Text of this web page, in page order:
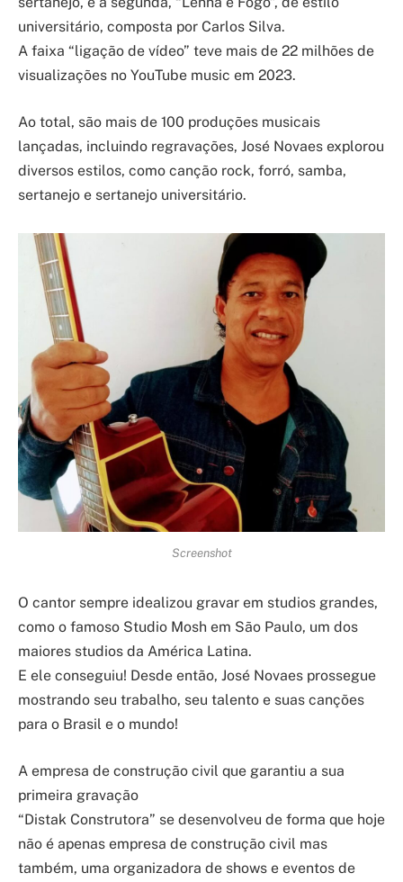
universitário, composta por Carlos Silva.
A faixa “ligação de vídeo” teve mais de 22 milhões de
visualizações no YouTube music em 2023.
Ao total, são mais de 100 produções musicais
lançadas, incluindo regravações, José Novaes explorou
diversos estilos, como canção rock, forró, samba,
sertanejo e sertanejo universitário.
Screenshot
O cantor sempre idealizou gravar em studios grandes,
como o famoso Studio Mosh em São Paulo, um dos
maiores studios da América Latina.
E ele conseguiu! Desde então, José Novaes prossegue
mostrando seu trabalho, seu talento e suas canções
para o Brasil e o mundo!
A empresa de construção civil que garantiu a sua
primeira gravação
“Distak Construtora” se desenvolveu de forma que hoje
não é apenas empresa de construção civil mas
também, uma organizadora de shows e eventos de